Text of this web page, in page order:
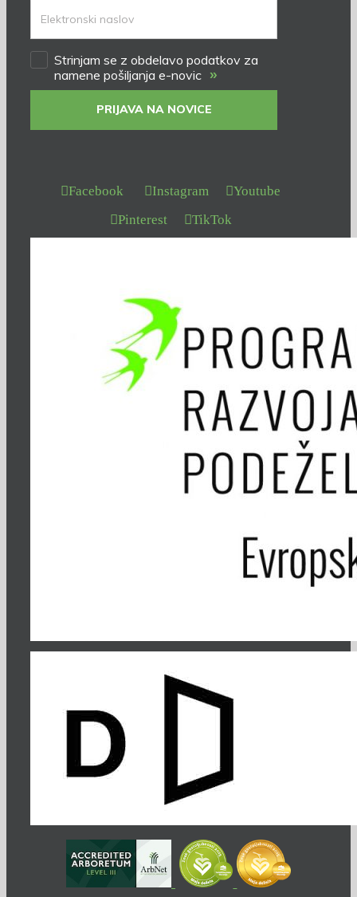
Strinjam se z obdelavo podatkov za
namene pošiljanja e-novic »
PRIJAVA NA NOVICE
Facebook Instagram
Youtube
Pinterest
TikTok